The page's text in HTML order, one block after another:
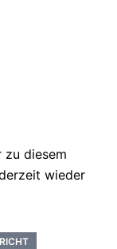
zu diesem
wieder